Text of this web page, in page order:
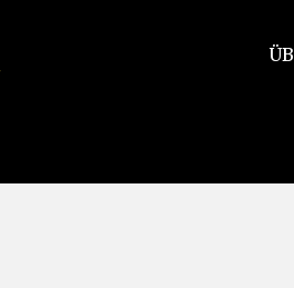
sieben letzten Worte unseres